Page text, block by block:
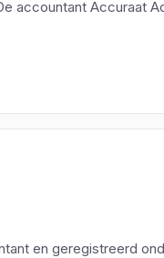
accountant Accuraat
en geregistreerd